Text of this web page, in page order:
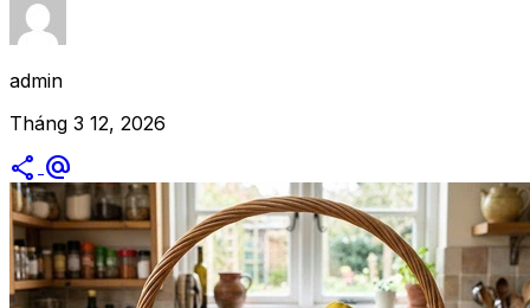
admin
Tháng 3 12, 2026
share alternate_email